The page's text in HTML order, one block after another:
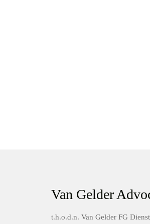
Van Gelder
t.h.o.d.n. Van Gelder FG